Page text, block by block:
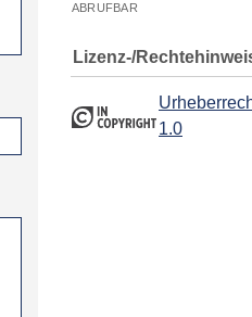
ABRUFBAR
Lizenz-/
1.0